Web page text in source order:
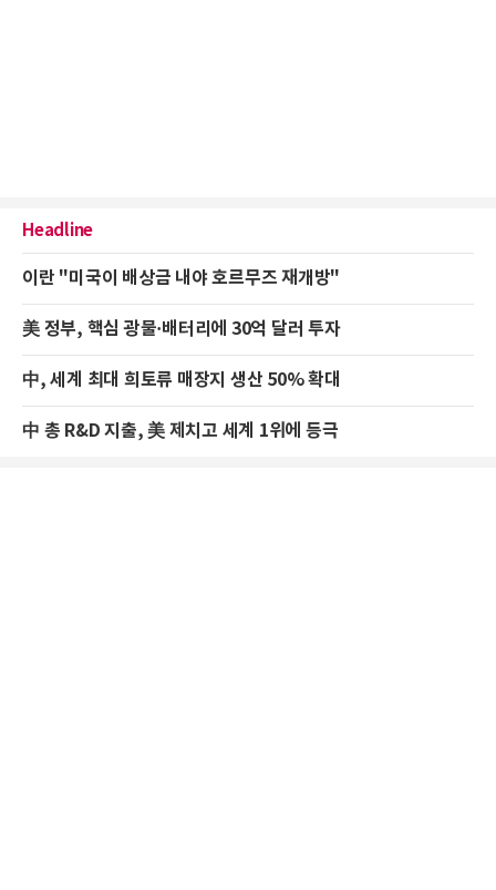
Headline
이란 "미국이 배상금 내야 호르무즈 재개방"
美 정부, 핵심 광물·배터리에 30억 달러 투자
中, 세계 최대 희토류 매장지 생산 50% 확대
中 총 R&D 지출, 美 제치고 세계 1위에 등극